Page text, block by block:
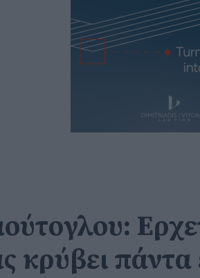
κρύβει πάντα